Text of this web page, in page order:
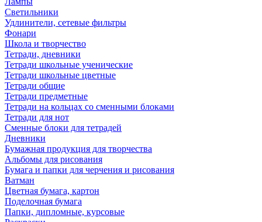
Светильники
Удлинители, сетевые фильтры
Фонари
Школа и творчество
Тетради, дневники
Тетради школьные ученические
Тетради школьные цветные
Тетради общие
Тетради предметные
Тетради на кольцах со сменными блоками
Тетради для нот
Сменные блоки для тетрадей
Дневники
Бумажная продукция для творчества
Альбомы для рисования
Бумага и папки для черчения и рисования
Ватман
Цветная бумага, картон
Поделочная бумага
Папки, дипломные, курсовые